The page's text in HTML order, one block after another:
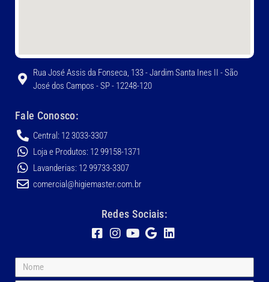
Rua José Assis da Fonseca, 133 - Jardim Santa Ines II - São
José dos Campos - SP - 12248-120
Fale Conosco:
Central: 12 3033-3307
Loja e Produtos: 12 99158-1371
Lavanderias: 12 99733-3307
comercial@higiemaster.com.br
Redes Sociais: